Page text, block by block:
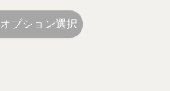
オプション選択